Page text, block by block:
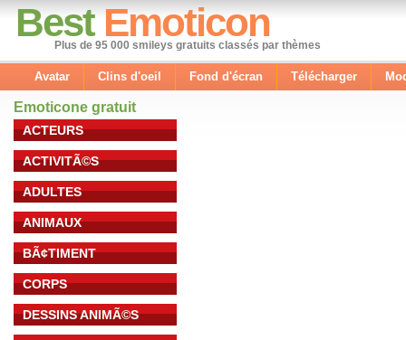
Best Emoticon
Plus de 95 000 smileys gratuits classés par thèmes
Avatar Clins d'oeil Fond d'écran Télécharger
Emoticone gratuit
ACTEURS
ACTIVITÃ©S
ADULTES
ANIMAUX
BÃ¢TIMENT
CORPS
DESSINS ANIMÃ©S